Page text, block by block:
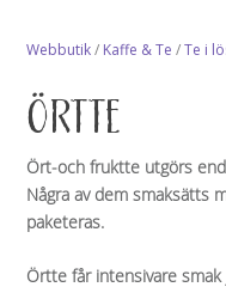
Webbutik/ Kaffe & Te /Te i
ÖRTTE
Ört-och fruktte utgörs
Några av dem smaksätts
paketeras.
Örtte får intensivare